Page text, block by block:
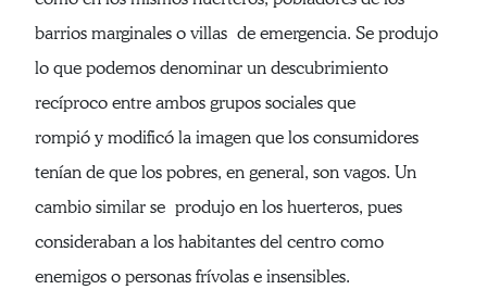
barrios marginales o villas de emergencia. Se produjo
lo que podemos denominar un descubrimiento
recíproco entre ambos grupos sociales que
rompió y modificó la imagen que los consumidores
tenían de que los pobres, en general, son vagos. Un
cambio similar se produjo en los huerteros, pues
consideraban a los habitantes del centro como
enemigos o personas frívolas e insensibles.